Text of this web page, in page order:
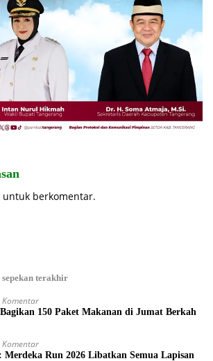
untuk berkomentar.
terakhir
Komentar
150 Paket Makanan di Jumat Berkah
Komentar
Run 2026 Libatkan Semua Lapisan